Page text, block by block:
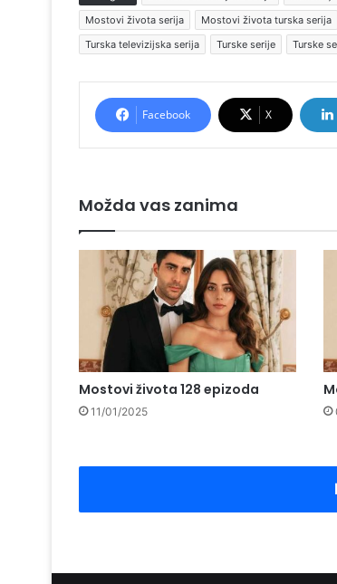
Mostovi života serija
Mostovi života turska serija
Turska televizijska serija
Turske serije Turske
Facebook X
Možda vas zanima
Mostovi života 128 epizoda
11/01/2025